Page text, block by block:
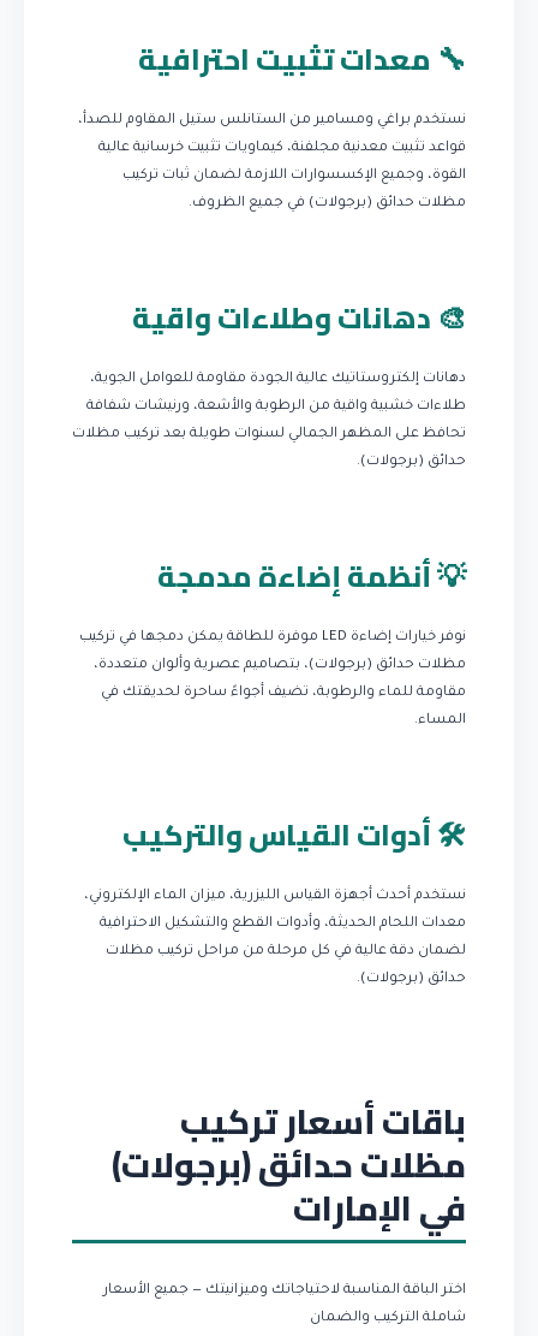
🔧 معدات تثبيت احترافية
نستخدم براغي ومسامير من الستانلس ستيل المقاوم للصدأ،
قواعد تثبيت معدنية مجلفنة، كيماويات تثبيت خرسانية عالية
القوة، وجميع الإكسسوارات اللازمة لضمان ثبات تركيب
مظلات حدائق (برجولات) في جميع الظروف.
🎨 دهانات وطلاءات واقية
دهانات إلكتروستاتيك عالية الجودة مقاومة للعوامل الجوية،
طلاءات خشبية واقية من الرطوبة والأشعة، ورنيشات شفافة
تحافظ على المظهر الجمالي لسنوات طويلة بعد تركيب مظلات
حدائق (برجولات).
💡 أنظمة إضاءة مدمجة
نوفر خيارات إضاءة LED موفرة للطاقة يمكن دمجها في تركيب
مظلات حدائق (برجولات)، بتصاميم عصرية وألوان متعددة،
مقاومة للماء والرطوبة، تضيف أجواءً ساحرة لحديقتك في
المساء.
🛠️ أدوات القياس والتركيب
نستخدم أحدث أجهزة القياس الليزرية، ميزان الماء الإلكتروني،
معدات اللحام الحديثة، وأدوات القطع والتشكيل الاحترافية
لضمان دقة عالية في كل مرحلة من مراحل تركيب مظلات
حدائق (برجولات).
باقات أسعار تركيب
مظلات حدائق (برجولات)
في الإمارات
اختر الباقة المناسبة لاحتياجاتك وميزانيتك — جميع الأسعار
شاملة التركيب والضمان